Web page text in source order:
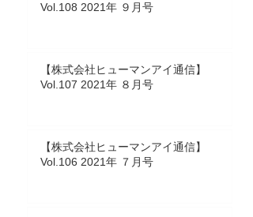
Vol.108 2021年 ９月号
【株式会社ヒューマンアイ通信】
Vol.107 2021年 ８月号
【株式会社ヒューマンアイ通信】
Vol.106 2021年 ７月号